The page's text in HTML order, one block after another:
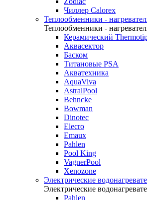
Чиллер Calorex
Теплообменники -
Теплообменники -
Керамический
Аквасектор
Баском
Титановые PSA
Акватехника
AquaViva
AstralPool
Behncke
Bowman
Dinotec
Elecro
Emaux
Pahlen
Pool King
VagnerPool
Xenozone
Электрические
Электрические
Pahlen